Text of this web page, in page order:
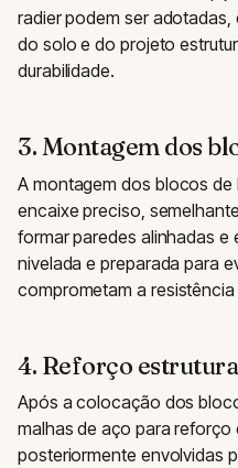
radier podem ser
do solo e do projeto
durabilidade.
3. Montagem dos
A montagem dos blocos de
encaixe preciso,
formar paredes alinhadas e
nivelada e preparada para
comprometam a
4. Reforço
Após a colocação dos
malhas de aço para reforço
posteriormente envolvidas